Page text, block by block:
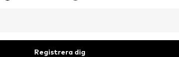
Registrera dig